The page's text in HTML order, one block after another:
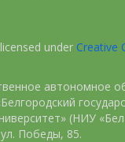
under Creative
автономное
(НИУ
Победы, 85.